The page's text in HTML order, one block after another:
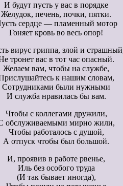
И будут пусть у вас в порядке
Желудок, печень, почки, пятки.
сердце — пламенный мотор
Гоняет кровь во весь опор!
вирус гриппа, злой и
тронет вас в тот час опасный.
Желаем вам, чтобы на службе,
к нашим словам,
Сотрудниками были нужными
И служба нравилась бы вам.
Чтобы с коллегами дружили,
обслуживаемыми мирно жили,
Чтобы работалось с душой,
А отпуск чтобы был большой.
И, проявив в работе рвенье,
Иль без особого труда
(И так бывает иногда),